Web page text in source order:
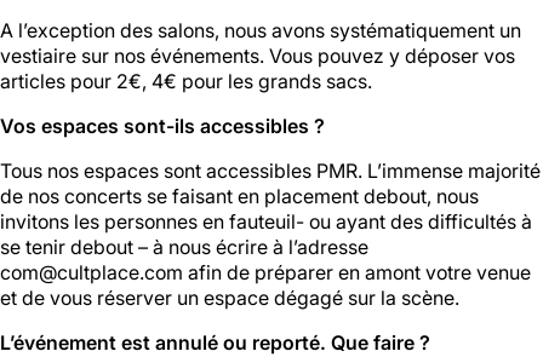
A l’exception des salons, nous avons systématiquement un
vestiaire sur nos événements. Vous pouvez y déposer vos
articles pour 2€, 4€ pour les grands sacs.
Vos espaces sont-ils accessibles ?
Tous nos espaces sont accessibles PMR. L’immense majorité
de nos concerts se faisant en placement debout, nous
invitons les personnes en fauteuil- ou ayant des difficultés à
se tenir debout – à nous écrire à l’adresse
com@cultplace.com afin de préparer en amont votre venue
et de vous réserver un espace dégagé sur la scène.
L’événement est annulé ou reporté. Que faire ?